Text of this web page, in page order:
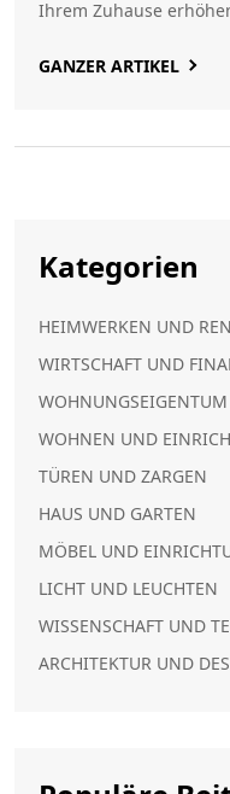
Ihrem Zuhause
GANZER ARTIKEL
Kategorien
HEIMWERKEN UND
WIRTSCHAFT UND
WOHNEN UND
TÜREN UND ZARGEN
HAUS UND GARTEN
MÖBEL UND
LICHT UND LEUCHTEN
WISSENSCHAFT UND
ARCHITEKTUR UND